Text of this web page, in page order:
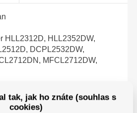
HLL2312D, HLL2352DW,
DCPL2532DW,
MFCL2712DW,
tak, jak ho znáte (souhlas s
cookies)